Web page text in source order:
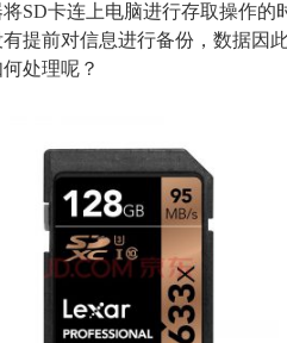
SD卡连上电脑进行存取操作的
提前对信息进行备份，数据因
处理呢？